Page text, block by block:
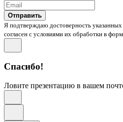
Отправить
Я подтверждаю достоверность
согласен с условиями их обработки в
Спасибо!
Ловите презентацию в вашем